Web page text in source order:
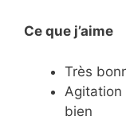
Ce que j’aime
Très
Agitation
bien